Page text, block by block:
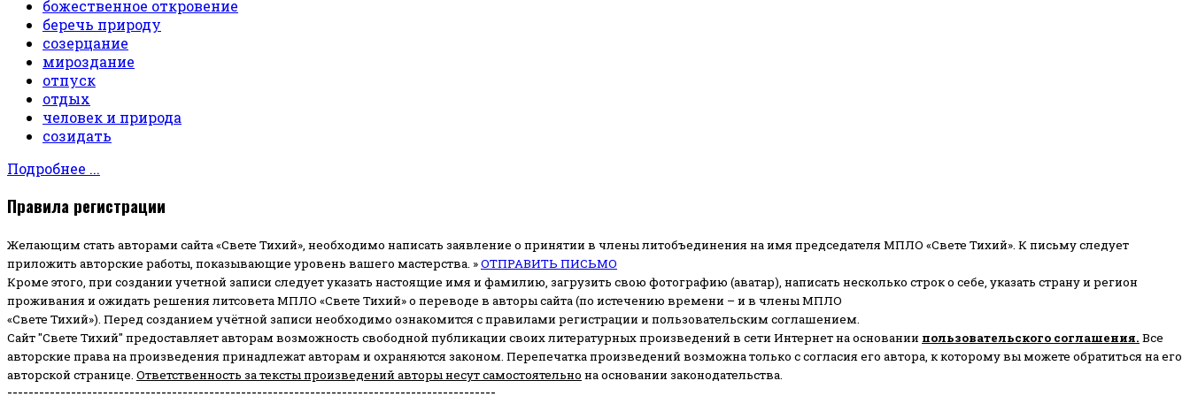
божественное откровение
беречь природу
созерцание
мироздание
отпуск
отдых
человек и природа
созидать
Подробнее ...
Правила регистрации
Желающим стать авторами сайта «Свете Тихий», необходимо написать заявление о принятии в члены литобъединения на имя председателя МПЛО «Свете Тихий». К письму следует
приложить авторские работы, показывающие уровень вашего мастерства. »ОТПРАВИТЬ ПИСЬМО
Кроме этого, при создании учетной записи следует указать настоящие имя и фамилию, загрузить свою фотографию (аватар), написать несколько строк о себе, указать страну и регион
проживания и ожидать решения литсовета МПЛО «Свете Тихий» о переводе в авторы сайта (по истечению времени – и в члены МПЛО
«Свете Тихий»). Перед созданием учётной записи необходимо ознакомится с правилами регистрации и пользовательским соглашением.
Сайт "Свете Тихий" предоставляет авторам возможность свободной публикации своих литературных произведений в сети Интернет на основании пользовательского соглашения. Все
авторские права на произведения принадлежат авторам и охраняются законом. Перепечатка произведений возможна только с согласия его автора, к которому вы можете обратиться на его
авторской странице. Ответственность за тексты произведений авторы несут самостоятельно на основании законодательства.
--------------------------------------------------------------------------------------------